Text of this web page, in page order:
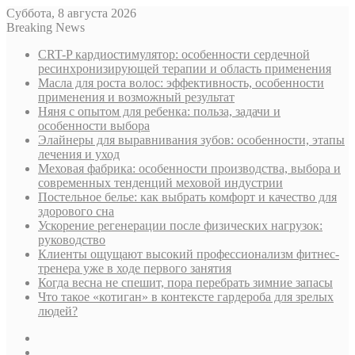
Суббота, 8 августа 2026
Breaking News
CRT-P кардиостимулятор: особенности сердечной
ресинхронизирующей терапии и область применения
Масла для роста волос: эффективность, особенности
применения и возможный результат
Няня с опытом для ребенка: польза, задачи и
особенности выбора
Элайнеры для выравнивания зубов: особенности, этапы
лечения и уход
Меховая фабрика: особенности производства, выбора и
современных тенденций меховой индустрии
Постельное белье: как выбрать комфорт и качество для
здорового сна
Ускорение регенерации после физических нагрузок:
руководство
Клиенты ощущают высокий профессионализм фитнес-
тренера уже в ходе первого занятия
Когда весна не спешит, пора перебрать зимние запасы
Что такое «котиган» в контексте гардероба для зрелых
людей?